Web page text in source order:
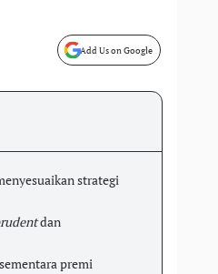
Add Us on Google
strategi
dan
premi